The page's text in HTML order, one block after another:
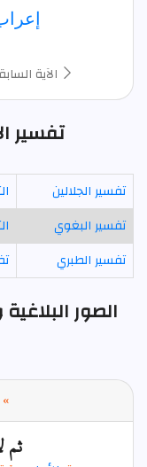
إعراب
الآية
تفسير الآية 13 -
تفسير الجلالين
تفسير البغوي
تفسير الطبري
»
ثم